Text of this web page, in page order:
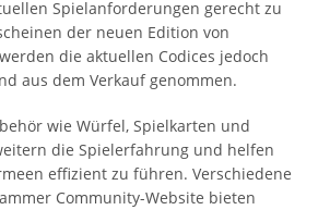
Spielanforderungen gerecht zu
der neuen Edition von
die aktuellen Codices jedoch
aus dem Verkauf genommen.
wie Würfel, Spielkarten und
die Spielerfahrung und helfen
effizient zu führen. Verschiedene
Community-Website bieten